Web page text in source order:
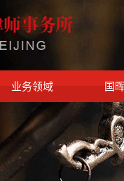
业务领域 国